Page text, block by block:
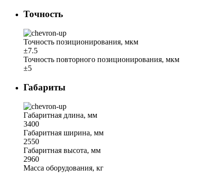
Точность
Точность позиционирования, мкм
±7.5
Точность повторного позиционирования, мкм
±5
Габариты
Габаритная длина, мм
3400
Габаритная ширина, мм
2550
Габаритная высота, мм
2960
Масса оборудования, кг